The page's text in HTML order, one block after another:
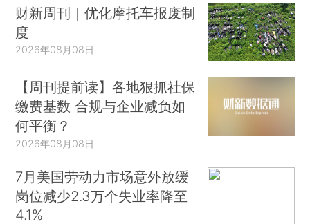
财新周刊｜优化摩托车报废制
度
2026年08月08日
【周刊提前读】各地狠抓社保
缴费基数 合规与企业减负如
何平衡？
2026年08月08日
7月美国劳动力市场意外放缓
岗位减少2.3万个失业率降至
4.1%